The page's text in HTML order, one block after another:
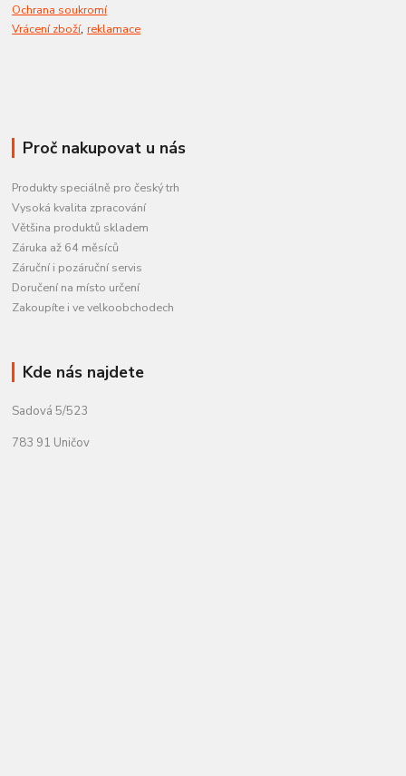
Ochrana soukromí
Vrácení zboží,reklamace
Proč nakupovat u nás
Produkty speciálně pro český trh
Vysoká kvalita zpracování
Většina produktů skladem
Záruka až 64 měsíců
Záruční i pozáruční servis
Doručení na místo určení
Zakoupíte i ve velkoobchodech
Kde nás najdete
Sadová 5/523
783 91 Uničov